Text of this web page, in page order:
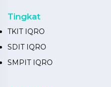
Tingkat
TKIT IQRO
SDIT IQRO
SMPIT IQRO